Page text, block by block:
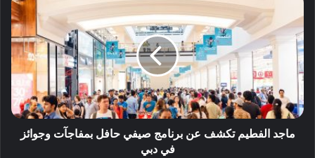
ماجد الفطيم تكشف عن برنامج صيفي حافل بمفاجآت وجوائز
في دبي